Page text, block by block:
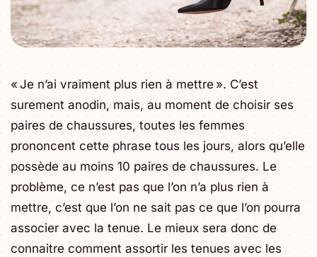
« Je n’ai vraiment plus rien à mettre ». C’est
surement anodin, mais, au moment de choisir ses
paires de chaussures, toutes les femmes
prononcent cette phrase tous les jours, alors qu’elle
possède au moins 10 paires de chaussures. Le
problème, ce n’est pas que l’on n’a plus rien à
mettre, c’est que l’on ne sait pas ce que l’on pourra
associer avec la tenue. Le mieux sera donc de
connaitre comment assortir les tenues avec les